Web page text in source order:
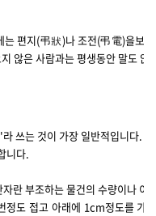
는 편지(弔狀)나 조전(弔電)을보
않은 사람과는 평생동안 말도 않
쓰는 것이 가장 일반적입니다.
니다.
란 부조하는 물건의 수량이나 이
정도 접고 아래에 1cm정도를 가